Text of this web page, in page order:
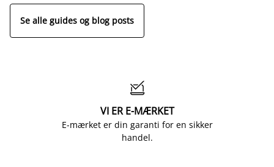
Se alle guides og blog posts

VI ER E-MÆRKET
E-mærket er din garanti for en sikker
handel.